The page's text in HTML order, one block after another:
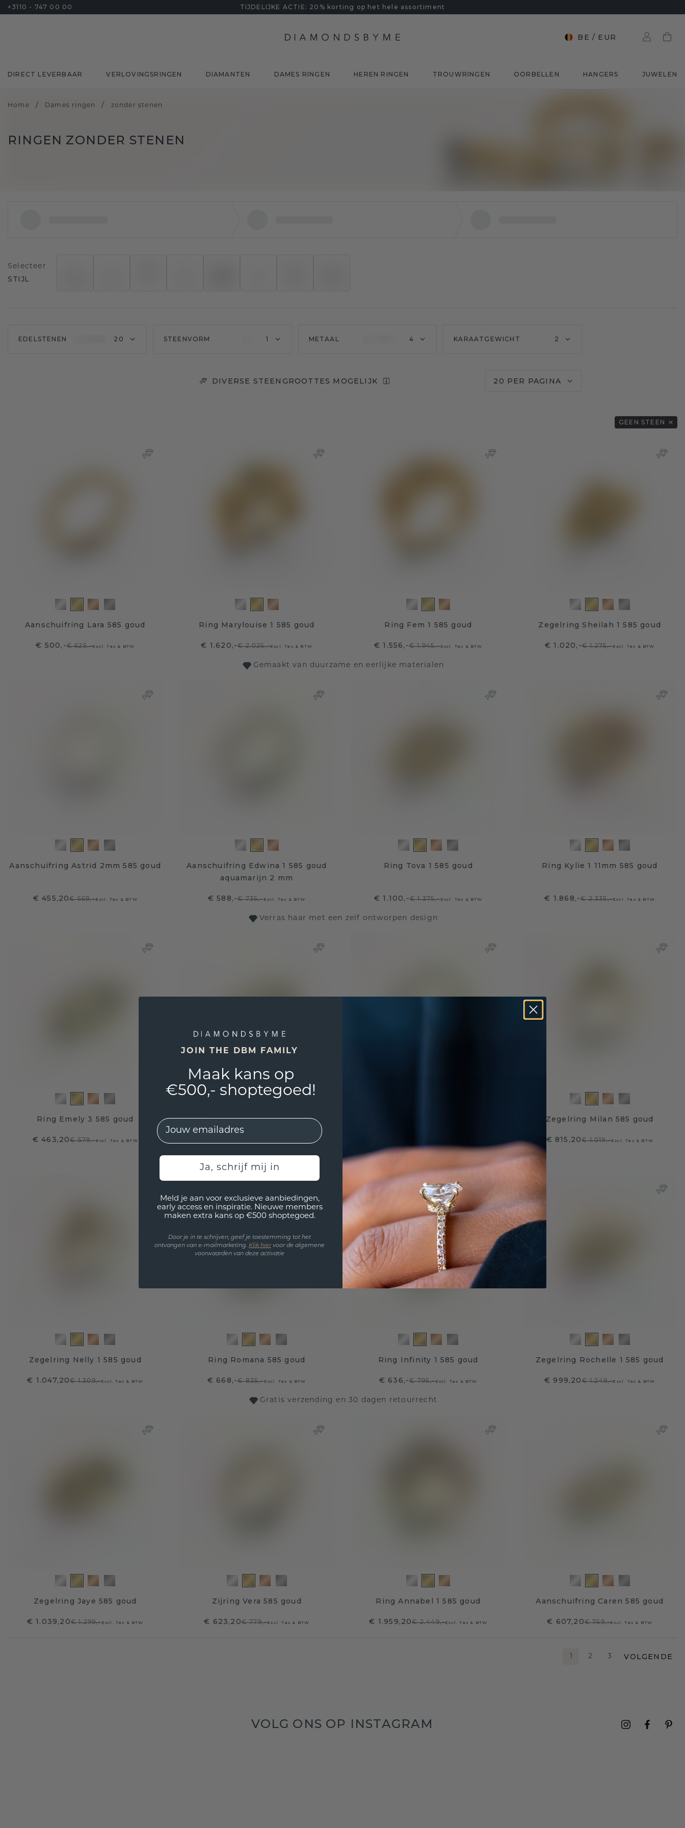
+3110 - 747 00 00 TIJDELIJKE ACTIE: 20% korting op het hele assortiment
BE / EUR
DIRECT LEVERBAAR VERLOVINGSRINGEN DIAMANTEN DAMES RINGEN HEREN RINGEN TROUWRINGEN OORBELLEN HANGERS JUWELEN
Home / Dames ringen / zonder stenen
RINGEN ZONDER STENEN
Selecteer
STIJL
EDELSTENEN 20 STEENVORM 1 METAAL 4 KARAATGEWICHT 2
DIVERSE STEENGROOTTES MOGELIJK 20 PER PAGINA
GEEN STEEN
Aanschuifring Lara 585 goud
€ 500,-€ 625,-Excl. Tax & BTW
Ring Marylouise 1 585 goud
€ 1.620,-€ 2.025,-Excl. Tax & BTW
Ring Fem 1 585 goud
€ 1.556,-€ 1.945,-Excl. Tax & BTW
Zegelring Sheilah 1 585 goud
€ 1.020,-€ 1.275,-Excl. Tax & BTW
Gemaakt van duurzame en eerlijke materialen
Aanschuifring Astrid 2mm 585 goud
€ 455,20€ 569,-Excl. Tax & BTW
Aanschuifring Edwina 1 585 goud
aquamarijn 2 mm
€ 588,-€ 735,-Excl. Tax & BTW
Ring Tova 1 585 goud
€ 1.100,-€ 1.375,-Excl. Tax & BTW
Ring Kylie 1 11mm 585 goud
€ 1.868,-€ 2.335,-Excl. Tax & BTW
Verras haar met een zelf ontworpen design
Ring Emely 3 585 goud
€ 463,20€ 579,-Excl. Tax & BTW
Ring Emely 1 585 goud Zegelring Milan 585 goud
€ 815,20€ 1.019,-Excl. Tax & BTW
Wij vervaardigen ook uw eigen, unieke ontwerp!
Zegelring Nelly 1 585 goud
€ 1.047,20€ 1.309,-Excl. Tax & BTW
Ring Romana 585 goud
€ 668,-€ 835,-Excl. Tax & BTW
Ring Infinity 1 585 goud
€ 636,-€ 795,-Excl. Tax & BTW
Zegelring Rochelle 1 585 goud
€ 999,20€ 1.249,-Excl. Tax & BTW
Gratis verzending en 30 dagen retourrecht
Zegelring Jaye 585 goud
€ 1.039,20€ 1.299,-Excl. Tax & BTW
Zijring Vera 585 goud
€ 623,20€ 779,-Excl. Tax & BTW
Ring Annabel 1 585 goud
€ 1.959,20€ 2.449,-Excl. Tax & BTW
Aanschuifring Caren 585 goud
€ 607,20€ 759,-Excl. Tax & BTW
1 2 3 VOLGENDE
VOLG ONS OP INSTAGRAM
JOIN THE DBM FAMILY
Maak kans op
€500,- shoptegoed!
EMail
Ja, schrijf mij in
Meld je aan voor exclusieve aanbiedingen,
early access en inspiratie. Nieuwe members
maken extra kans op €500 shoptegoed.
Door je in te schrijven, geef je toestemming tot het
ontvangen van e-mailmarketing. Klik hiervoor de algemene
voorwaarden van deze activatie